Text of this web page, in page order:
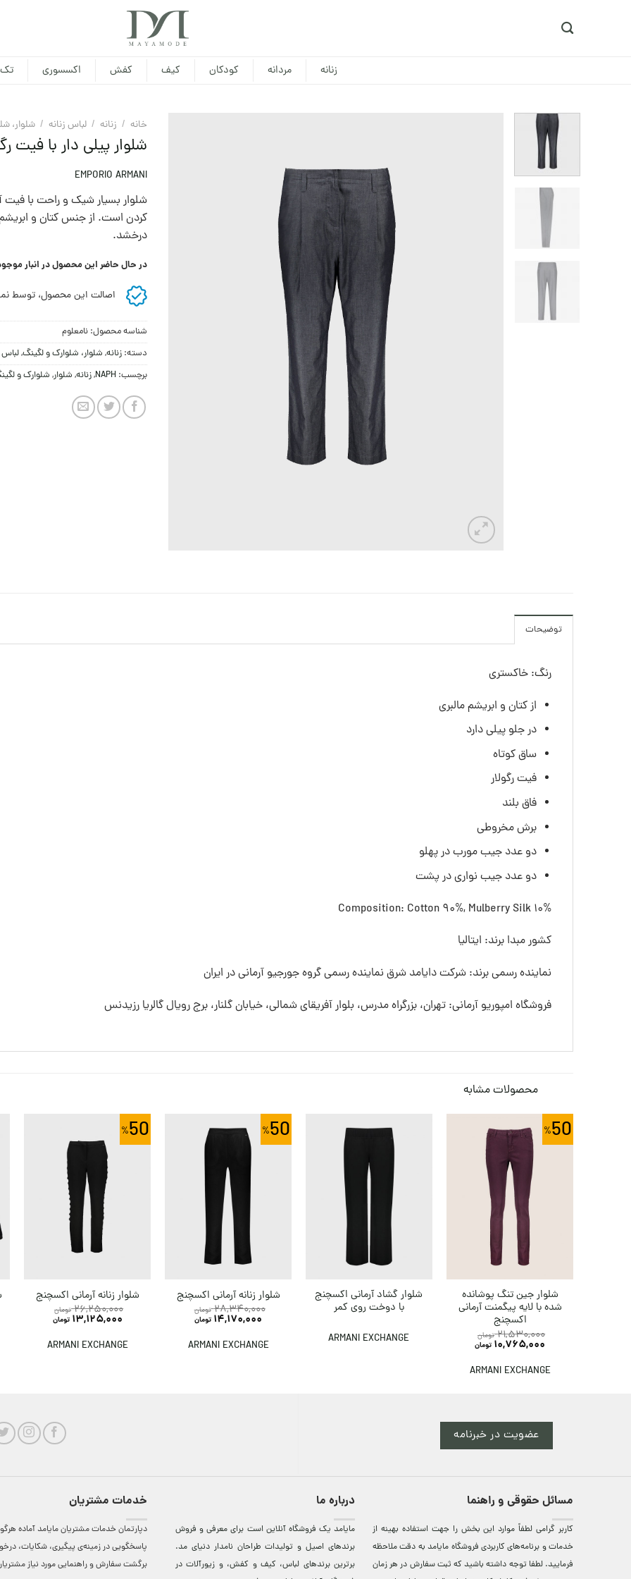
زنانه مردانه کودکان کیف کفش اکسسوری
خانه / زنانه / لباس زنانه / شلوار،
شلوار پیلی دار با فیت
EMPORIO ARMANI
شلوار بسیار شیک و راحت با فیت
کردن است. از جنس کتان و
درخشد.
در حال حاضر این محصول در انبار
اصالت این محصول، توسط
شناسه محصول: نامعلوم
دسته: زنانه, شلوار، شلوارک و لگینگ,لباس
برچسب: NAPH
,زنانه, شلوار, شلوارک و
توضیحات
رنگ: خاکستری
از کتان و ابریشم مالبری
در جلو پیلی دارد
ساق کوتاه
فیت رگولار
فاق بلند
برش مخروطی
دو عدد جیب مورب در پهلو
دو عدد جیب نواری در پشت
Composition: Cotton 90%, Mulberry Silk 10%
کشور مبدا برند: ایتالیا
نماینده رسمی برند: شرکت دایامد شرق نماینده رسمی گروه جورجیو آرمانی در ایران
فروشگاه امپوریو آرمانی: تهران، بزرگراه مدرس، بلوار آفریقای شمالی، خیابان گلنار، برج رویال گالریا رزیدنس
محصولات مشابه
50
شلوار جین تنگ پوشانده
شده با لایه پیگمنت آرمانی
اکسچنج
21,530,000 تومان
10,765,000 تومان
ARMANI EXCHANGE
شلوار گشاد آرمانی اکسچنج
با دوخت روی کمر
ARMANI EXCHANGE
50
شلوار زنانه آرمانی اکسچنج
28,340,000 تومان
14,170,000 تومان
ARMANI EXCHANGE
50
شلوار زنانه آرمانی اکسچنج
26,250,000 تومان
13,125,000 تومان
ARMANI EXCHANGE
عضویت در خبرنامه
مسائل حقوقی و راهنما
کاربر گرامی لطفاً موارد این بخش را جهت استفاده بهینه از
خدمات و برنامه‌‏های کاربردی فروشگاه مایامد به دقت ملاحظه
فرمایید. لطفا توجه داشته باشید که ثبت سفارش در هر زمان
درباره ما
مایامد يک فروشگاه آنلاين است برای معرفی و فروش
برندهای اصيل و توليدات طراحان نامدار دنيای مد.
برترين‌ برندهای لباس، کيف و کفش، و زيورآلات در
خدمات مشتریان
دپارتمان خدمات مشتریان مایامد آماده
پاسخگویی در زمینه‌ی پیگیری، شکایات،
برگشت سفارش و راهنمایی مورد نیاز